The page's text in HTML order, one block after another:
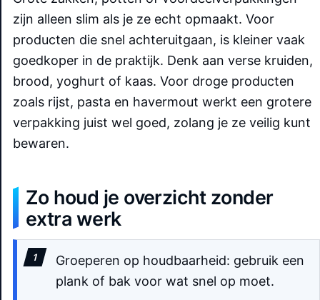
zijn alleen slim als je ze echt opmaakt. Voor
producten die snel achteruitgaan, is kleiner vaak
goedkoper in de praktijk. Denk aan verse kruiden,
brood, yoghurt of kaas. Voor droge producten
zoals rijst, pasta en havermout werkt een grotere
verpakking juist wel goed, zolang je ze veilig kunt
bewaren.
Zo houd je overzicht zonder
extra werk
Groeperen op houdbaarheid: gebruik een
plank of bak voor wat snel op moet.